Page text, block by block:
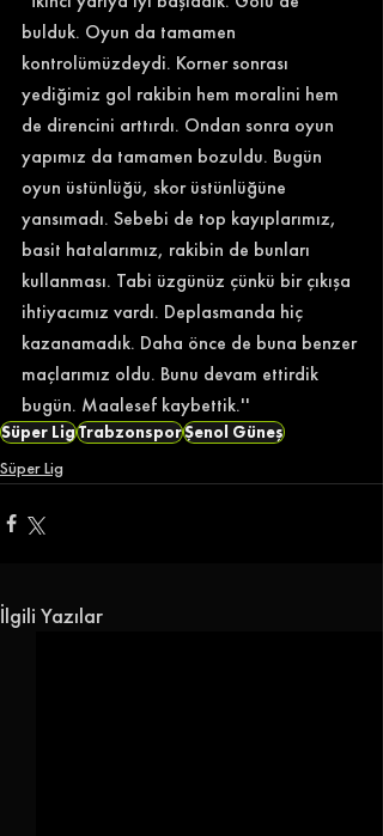
bulduk. Oyun da tamamen
kontrolümüzdeydi. Korner sonrası
yediğimiz gol rakibin hem moralini hem
de direncini arttırdı. Ondan sonra oyun
yapımız da tamamen bozuldu. Bugün
oyun üstünlüğü, skor üstünlüğüne
yansımadı. Sebebi de top kayıplarımız,
basit hatalarımız, rakibin de bunları
kullanması. Tabi üzgünüz çünkü bir çıkışa
ihtiyacımız vardı. Deplasmanda hiç
kazanamadık. Daha önce de buna benzer
maçlarımız oldu. Bunu devam ettirdik
bugün. Maalesef kaybettik.''
Süper LigTrabzonsporŞenol Güneş
Süper Lig
İlgili Yazılar